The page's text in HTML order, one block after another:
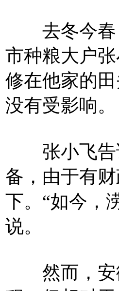
去冬今春
市种粮大户
修在他家的
没有受影响。
张小飞告
备，由于有
下。“如今，
说。
然而，安